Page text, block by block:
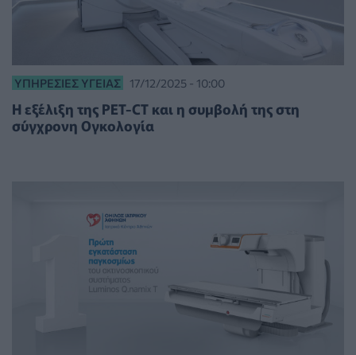
ΥΠΗΡΕΣΊΕΣ ΥΓΕΊΑΣ 17/12/2025 - 10:00
Η εξέλιξη της PET-CT και η συμβολή της στη
σύγχρονη Ογκολογία